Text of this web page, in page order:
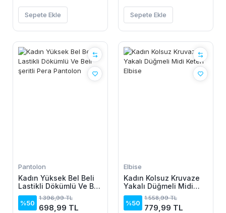
Sepete Ekle Sepete Ekle
Pantolon
Kadın Yüksek Bel Beli
Lastikli Dökümlü Ve Beli
şeritli Pera Pantolon
%50
1.396,99 TL
698,99 TL
Elbise
Kadın Kolsuz Kruvaze
Yakalı Düğmeli Midi
Keten Elbise
%50
1.558,99 TL
779,99 TL